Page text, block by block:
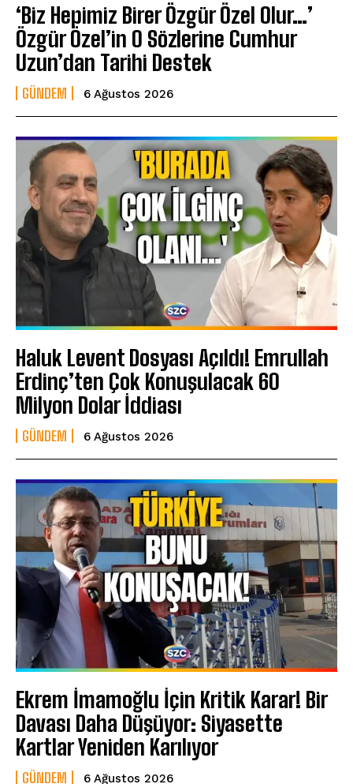
‘Biz Hepimiz Birer Özgür Özel Olur…’
Özgür Özel’in O Sözlerine Cumhur
Uzun’dan Tarihi Destek
GÜNDEM 6 Ağustos 2026
Haluk Levent Dosyası Açıldı! Emrullah
Erdinç’ten Çok Konuşulacak 60
Milyon Dolar İddiası
GÜNDEM 6 Ağustos 2026
Ekrem İmamoğlu İçin Kritik Karar! Bir
Davası Daha Düşüyor: Siyasette
Kartlar Yeniden Karılıyor
GÜNDEM 6 Ağustos 2026